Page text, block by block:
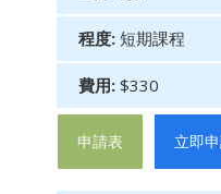
程度: 短期課程
費用: $330
申請表 立即